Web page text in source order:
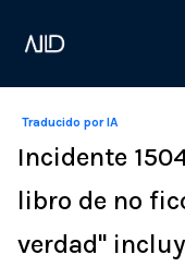
Traducido por IA
Incidente
libro de no
verdad"